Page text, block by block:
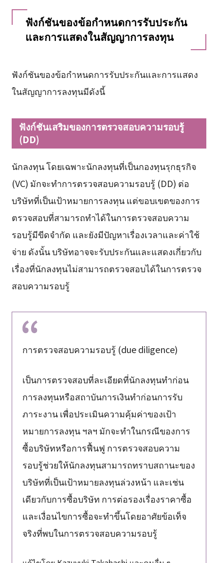
ฟังก์ชันของข้อกำหนดการรับประกัน
และการแสดงในสัญญาการลงทุน
ฟังก์ชันของข้อกำหนดการรับประกันและการแสดง
ในสัญญาการลงทุนมีดังนี้
ฟังก์ชันเสริมของการตรวจสอบความรอบรู้
(DD)
นักลงทุน โดยเฉพาะนักลงทุนที่เป็นกองทุนรุกธุรกิจ
(VC) มักจะทำการตรวจสอบความรอบรู้ (DD) ต่อ
บริษัทที่เป็นเป้าหมายการลงทุน แต่ขอบเขตของการ
ตรวจสอบที่สามารถทำได้ในการตรวจสอบความ
รอบรู้มีขีดจำกัด และยังมีปัญหาเรื่องเวลาและค่าใช้
จ่าย ดังนั้น บริษัทอาจจะรับประกันและแสดงเกี่ยวกับ
เรื่องที่นักลงทุนไม่สามารถตรวจสอบได้ในการตรวจ
สอบความรอบรู้
การตรวจสอบความรอบรู้ (due diligence)
เป็นการตรวจสอบที่ละเอียดที่นักลงทุนทำก่อน
การลงทุนหรือสถาบันการเงินทำก่อนการรับ
ภาระงาน เพื่อประเมินความคุ้มค่าของเป้า
หมายการลงทุน ฯลฯ มักจะทำในกรณีของการ
ซื้อบริษัทหรือการฟื้นฟู การตรวจสอบความ
รอบรู้ช่วยให้นักลงทุนสามารถทราบสถานะของ
บริษัทที่เป็นเป้าหมายลงทุนล่วงหน้า และเช่น
เดียวกับการซื้อบริษัท การต่อรองเรื่องราคาซื้อ
และเงื่อนไขการซื้อจะทำขึ้นโดยอาศัยข้อเท็จ
จริงที่พบในการตรวจสอบความรอบรู้